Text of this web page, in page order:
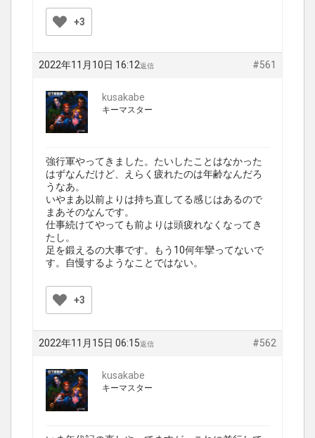
+3
2022年11月10日 16:12 #561
返信
kusakabe
キーマスター
強行軍やってきました。たいしたことはなかった
はずなんだけど、えらく疲れたのは年齢なんだろ
うなあ。
いやまあ以前よりは持ち直してる感じはあるので
まあそのなんです。
仕事続けてやっても前よりは頭疲れなくなってき
たし。
足を鍛えるの大事です。もう10何年攣ってないで
す。自慢するようなことではない。
+3
2022年11月15日 06:15 #562
返信
kusakabe
キーマスター